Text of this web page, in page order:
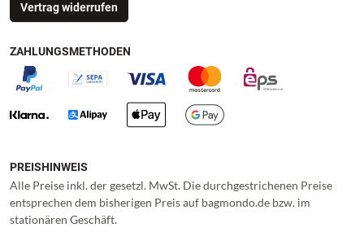
Vertrag widerrufen
ZAHLUNGSMETHODEN
PREISHINWEIS
Alle Preise inkl. der gesetzl. MwSt. Die durchgestrichenen Preise
entsprechen dem bisherigen Preis auf bagmondo.de bzw. im
stationären Geschäft.